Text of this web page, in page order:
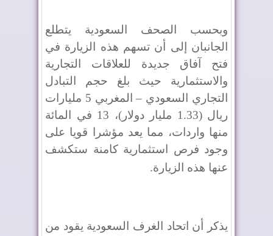
وبحسب الصحف السعودية يتطلع
الجانبان إلى أن تسهم هذه الزيارة في
فتح آفاق جديدة للعلاقات التجارية
والاستثمارية حيث بلغ حجم التبادل
التجاري السعودي – المغربي 5 مليارات
ريال (1.33 مليار دولار)، 13 في المائة
منها واردات، مما يعد مؤشرا قويا على
وجود فرص استثمارية كامنة ستكشف
عنها هذه الزيارة.
يذكر أن اتحاد الغرف السعودية يقود من